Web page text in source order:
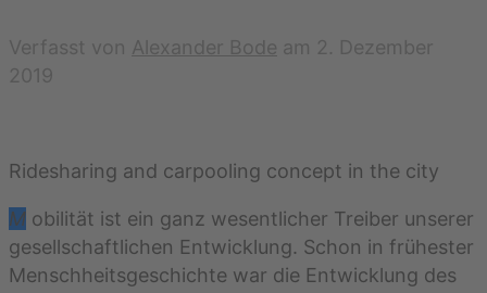
Verfasst von Alexander Bode am 2. Dezember
2019
Ridesharing and carpooling concept in the city
M obilität ist ein ganz wesentlicher Treiber unserer
gesellschaftlichen Entwicklung. Schon in frühester
Menschheitsgeschichte war die Entwicklung des